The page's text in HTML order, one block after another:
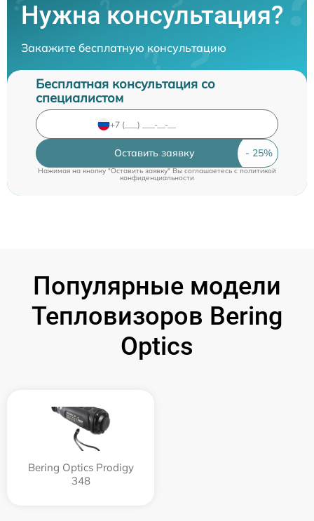
Нужна консультация?
Закажите бесплатную консультацию
Бесплатная консультация со
специалистом
Оставить заявку
Нажимая на кнопку "Оставить заявку" Вы соглашаетесь cполитикой
конфиденциальности
Популярные модели
Тепловизоров Bering
Optics
Bering Optics Prodigy
348